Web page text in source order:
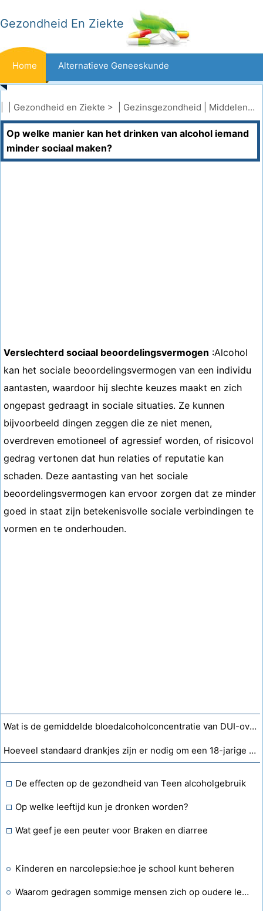
Gezondheid En Ziekte
Home Alternatieve Geneeskunde
Beten En Steken Kanker
Aandoeningen En Behandelingen Mond- En Tandzorg
Gezondheid en Ziekte > | Gezinsgezondheid Middelenmisbruik bij tieners
Op welke manier kan het drinken van alcohol iemand
minder sociaal maken?
Verslechterd sociaal beoordelingsvermogen :Alcohol
kan het sociale beoordelingsvermogen van een individu
aantasten, waardoor hij slechte keuzes maakt en zich
ongepast gedraagt ​​in sociale situaties. Ze kunnen
bijvoorbeeld dingen zeggen die ze niet menen,
overdreven emotioneel of agressief worden, of risicovol
gedrag vertonen dat hun relaties of reputatie kan
schaden. Deze aantasting van het sociale
beoordelingsvermogen kan ervoor zorgen dat ze minder
goed in staat zijn betekenisvolle sociale verbindingen te
vormen en te onderhouden.
Wat is de gemiddelde bloedalcoholconcentratie van DUI-overtreders in Pa?
Hoeveel standaard drankjes zijn er nodig om een ​​18-jarige vrouw dronken te krijgen?
De effecten op de gezondheid van Teen alcoholgebruik
Op welke leeftijd kun je dronken worden?
Wat geef je een peuter voor Braken en diarree
Kinderen en narcolepsie:hoe je school kunt beheren
Waarom gedragen sommige mensen zich op oudere leeftijd onvolwassen?